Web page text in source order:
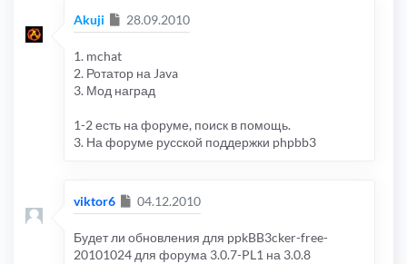
Akuji Сообщение
28.09.2010
1. mchat
2. Ротатор на Java
3. Мод наград
1-2 есть на форуме, поиск в помощь.
3. На форуме русской поддержки phpbb3
viktor6 Сообщение
04.12.2010
Будет ли обновления для ppkBB3cker-free-
20101024 для форума 3.0.7-PL1 на 3.0.8